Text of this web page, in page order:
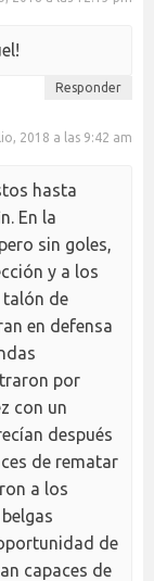
Responder
2018 a las 9:42 am
hasta
En la
sin goles,
y a los
talón de
en defensa
por
con un
después
de rematar
a los
de
capaces de